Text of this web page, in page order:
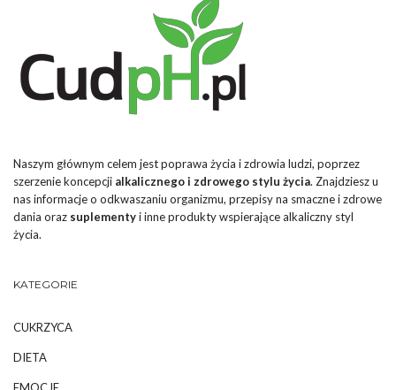
Naszym głównym celem jest poprawa życia i zdrowia ludzi, poprzez
szerzenie koncepcji alkalicznego i zdrowego stylu życia. Znajdziesz u
nas informacje o odkwaszaniu organizmu, przepisy na smaczne i zdrowe
dania oraz suplementyi inne produkty wspierające alkaliczny styl
życia.
KATEGORIE
CUKRZYCA
DIETA
EMOCJE